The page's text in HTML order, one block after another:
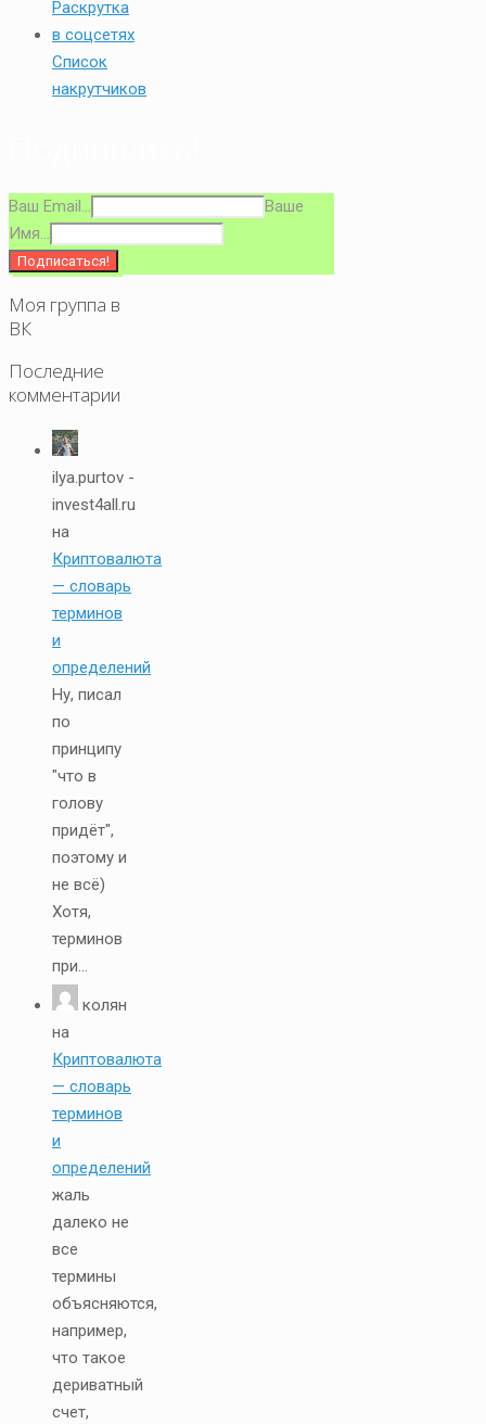
Список
накрутчиков
Ваш Email...
Ваше
Имя...
Моя группа в
ВК
Последние
комментарии
ilya.purtov -
invest4all.ru
на
Криптовалюта
— словарь
терминов
и
определений
Ну, писал
по
принципу
"что в
голову
придёт",
поэтому и
не всё)
Хотя,
терминов
при...
колян
на
Криптовалюта
— словарь
терминов
и
определений
жаль
далеко не
все
термины
объясняются,
например,
что такое
дериватный
счет,